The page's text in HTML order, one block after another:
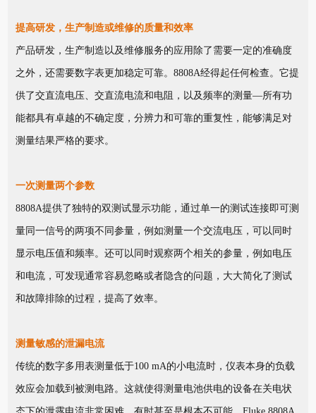
提高研发，生产制造或维修的质量和效率
产品研发，生产制造以及维修服务的应用除了需要一定的准确度
之外，还需要数字表更加稳定可靠。8808A经得起任何检查。它提
供了交直流电压、交直流电流和电阻，以及频率的测量—所有功
能都具有卓越的不确定度，分辨力和可靠的重复性，能够满足对
测量结果严格的要求。
一次测量两个参数
8808A提供了独特的双测试显示功能，通过单一的测试连接即可测
量同一信号的两项不同参量，例如测量一个交流电压，可以同时
显示电压值和频率。还可以同时观察两个相关的参量，例如电压
和电流，可发现通常容易忽略或者隐含的问题，大大简化了测试
和故障排除的过程，提高了效率。
测量敏感的泄漏电流
传统的数字多用表测量低于100 mA的小电流时，仪表本身的负载
效应会加载到被测电路。这就使得测量电池供电的设备在关电状